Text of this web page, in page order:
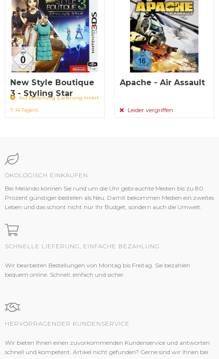
New Style Boutique
3 - Styling Star
Auf Bestellung (Lieferung innert
7-14 Tagen)
Apache - Air Assault
Leider vergriffen
ÖKOLOGISCH EINKAUFEN
Bei Melando können Sie rund um die Uhr gebrauchte Medien bis zu 80
Prozent günstiger bestellen als Neu. Damit bekommen Medien ein zweites
Leben und das schont nicht nur Ihr Budget, sondern auch die Umwelt.
SCHNELLE LIEFERUNG, EINFACHE BEZAHLUNG
Wir bearbeiten Bestellungen von Montag bis Freitag. Sie bezahlen
bequem online. Schnell, einfach und sicher.
HERVORRAGENDER KUNDENSERVICE
Wir bieten Ihnen einen zuvorkommenden Kundenservice und antworten
schnell und kompetent. Artikel nicht gefunden? Gerne sind wir Ihnen bei